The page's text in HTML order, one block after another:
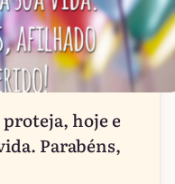
proteja, hoje e
Parabéns,